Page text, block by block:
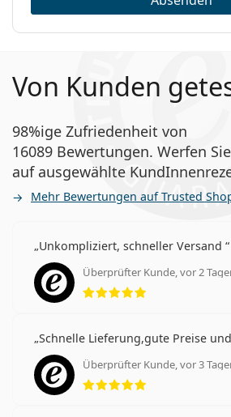
Von Kunden
98%ige Zufriedenheit von
16089 Bewertungen. Werfen
auf ausgewählte
Mehr Bewertungen auf Trusted
Unkompliziert, schneller Versand
Überprüfter Kunde, vor 2
Bewertung 5
Schnelle Lieferung,gute Preise
Überprüfter Kunde, vor 3
Bewertung 5